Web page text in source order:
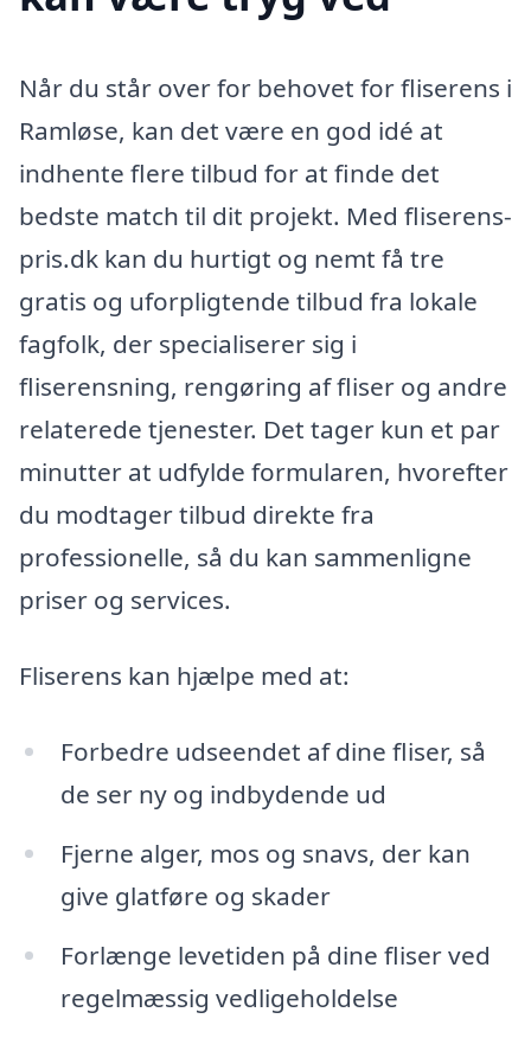
Når du står over for behovet for fliserens i
Ramløse, kan det være en god idé at
indhente flere tilbud for at finde det
bedste match til dit projekt. Med fliserens-
pris.dk kan du hurtigt og nemt få tre
gratis og uforpligtende tilbud fra lokale
fagfolk, der specialiserer sig i
fliserensning, rengøring af fliser og andre
relaterede tjenester. Det tager kun et par
minutter at udfylde formularen, hvorefter
du modtager tilbud direkte fra
professionelle, så du kan sammenligne
priser og services.
Fliserens kan hjælpe med at:
Forbedre udseendet af dine fliser, så
de ser ny og indbydende ud
Fjerne alger, mos og snavs, der kan
give glatføre og skader
Forlænge levetiden på dine fliser ved
regelmæssig vedligeholdelse